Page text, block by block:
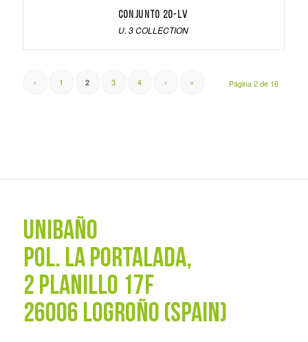
Conjunto 20-LV
U. 3 COLLECTION
Página 2 de 18
‹ 1 2 3 4 › »
UNIBAÑO
POL. La Portalada,
2 PLANILLO 17F
26006 LOGROÑO (SPAIN)